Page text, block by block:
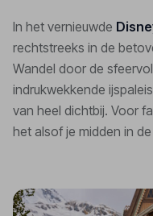
In het vernieuwde
rechtstreeks in de
Wandel door de
indrukwekkende
van heel dichtbij. Voor
het alsof je midden in